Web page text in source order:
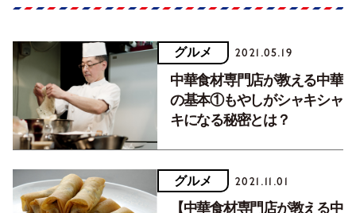
グルメ 2021.05.19
中華食材専門店が教える中華
の基本①もやしがシャキシャ
キになる秘密とは？
グルメ 2021.11.01
【中華食材専門店が教える中